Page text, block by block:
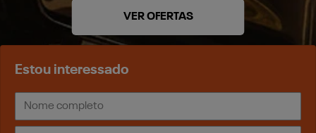
Estou interessado
VER OFERTAS